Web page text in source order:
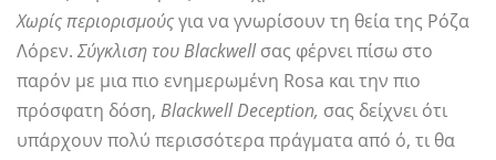
Χωρίς περιορισμούςγια να γνωρίσουν τη θεία της Ρόζα
Λόρεν. Σύγκλιση του Blackwellσας φέρνει πίσω στο
παρόν με μια πιο ενημερωμένη Rosa και την πιο
πρόσφατη δόση, Blackwell Deception, σας δείχνει ότι
υπάρχουν πολύ περισσότερα πράγματα από ό, τι θα